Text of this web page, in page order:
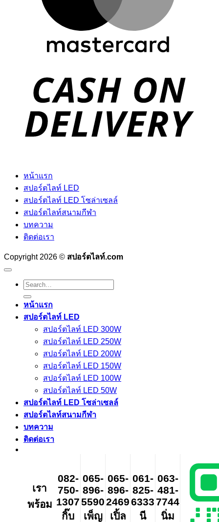
หน้าแรก
สปอร์ตไลท์ LED
สปอร์ตไลท์ LED โซล่าเซลล์
สปอร์ตไลท์สนามกีฬา
บทความ
ติดต่อเรา
Copyright 2026 © สปอร์ตไลท์.com
Search
for:
หน้าแรก
สปอร์ตไลท์ LED
สปอร์ตไลท์ LED 300W
สปอร์ตไลท์ LED 250W
สปอร์ตไลท์ LED 200W
สปอร์ตไลท์ LED 150W
สปอร์ตไลท์ LED 100W
สปอร์ตไลท์ LED 50W
สปอร์ตไลท์ LED โซล่าเซลล์
สปอร์ตไลท์สนามกีฬา
บทความ
ติดต่อเรา
เรา
พร้อม
082-
750-
1307
กิ๊บ
065-
896-
5590
เพ็ญ
065-
896-
2469
เปิ้ล
061-
825-
6333
นี
063-
481-
7744
นิ่ม